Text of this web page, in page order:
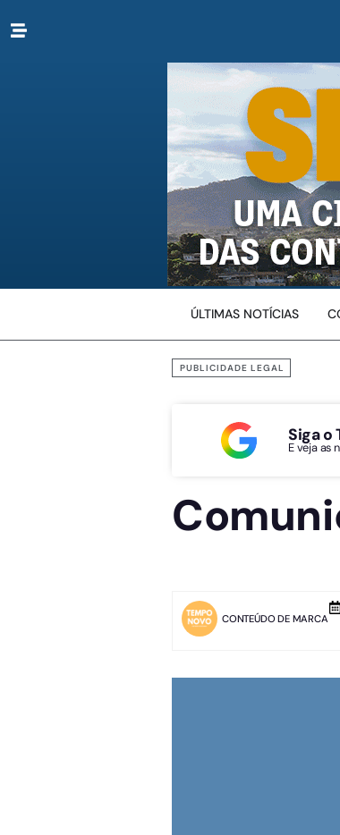
ÚLTIMAS NOTÍCIAS
PUBLICIDADE LEGAL
Siga o
E veja as
CONTEÚDO DE MARCA